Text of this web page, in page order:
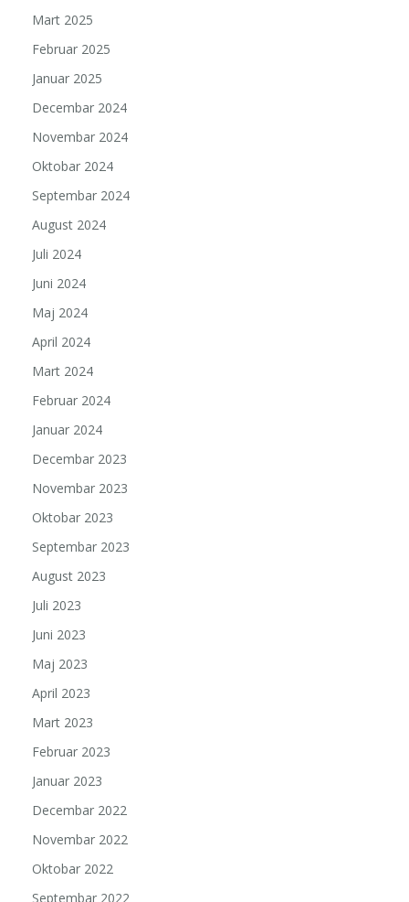
Mart 2025
Februar 2025
Januar 2025
Decembar 2024
Novembar 2024
Oktobar 2024
Septembar 2024
August 2024
Juli 2024
Juni 2024
Maj 2024
April 2024
Mart 2024
Februar 2024
Januar 2024
Decembar 2023
Novembar 2023
Oktobar 2023
Septembar 2023
August 2023
Juli 2023
Juni 2023
Maj 2023
April 2023
Mart 2023
Februar 2023
Januar 2023
Decembar 2022
Novembar 2022
Oktobar 2022
Septembar 2022